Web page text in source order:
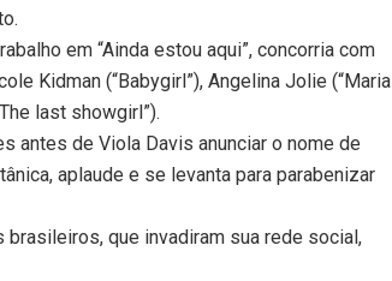
em “Ainda estou aqui”, concorria com
Kidman (“Babygirl”), Angelina Jolie (“Maria
last showgirl”).
antes de Viola Davis anunciar o nome de
aplaude e se levanta para parabenizar
que invadiram sua rede social,